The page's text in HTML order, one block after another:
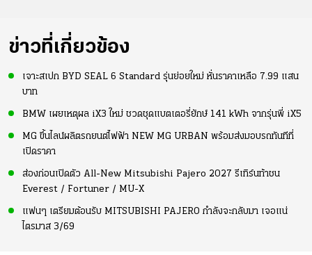
ข่าวที่เกี่ยวข้อง
เจาะสเปก BYD SEAL 6 Standard รุ่นย่อยใหม่ หั่นราคาเหลือ 7.99 แสน
บาท
BMW เผยเหตุผล iX3 ใหม่ ชวดชุดแบตเตอรี่ยักษ์ 141 kWh จากรุ่นพี่ iX5
MG ขึ้นไลน์ผลิตรถยนต์ไฟฟ้า NEW MG URBAN พร้อมส่งมอบรถทันทีที่
เปิดราคา
ส่องก่อนเปิดตัว All-New Mitsubishi Pajero 2027 รีเทิร์นท้าชน
Everest / Fortuner / MU-X
แฟนๆ เตรียมต้อนรับ MITSUBISHI PAJERO กำลังจะกลับมา เจอแน่
ไตรมาส 3/69